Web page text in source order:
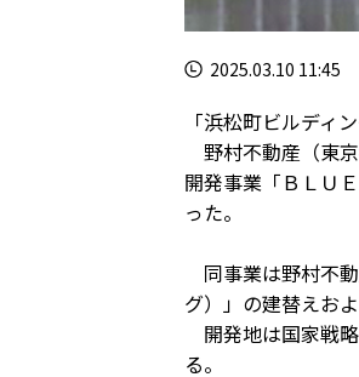
2025.03.10 11:45
「浜松町ビルディ
野村不動産（東
開発事業「ＢＬＵ
った。
同事業は野村不
グ）」の建替えお
開発地は国家戦
る。